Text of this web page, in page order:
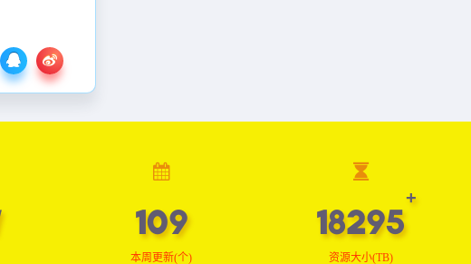
109
本周更新(个)
18389
资源大小(TB)